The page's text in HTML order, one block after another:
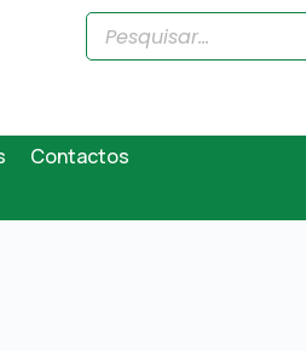
Contactos